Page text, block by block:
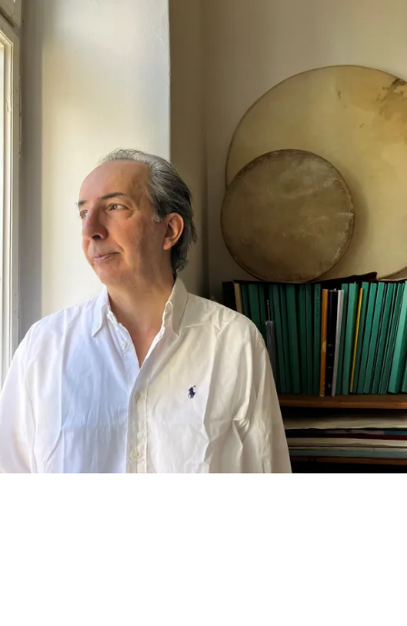
Navigation
überspringen